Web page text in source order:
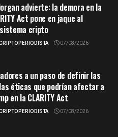
advierte: la demora en la
Act pone en jaque al
cripto
07/08/2026
a un paso de definir las
éticas que podrían afectar a
en la CLARITY Act
07/08/2026